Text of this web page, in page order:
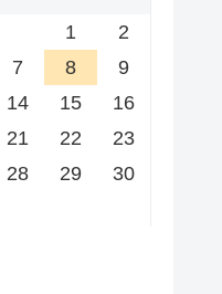
1
2
7 8
9
14 15
16
21 22
23
28 29
30